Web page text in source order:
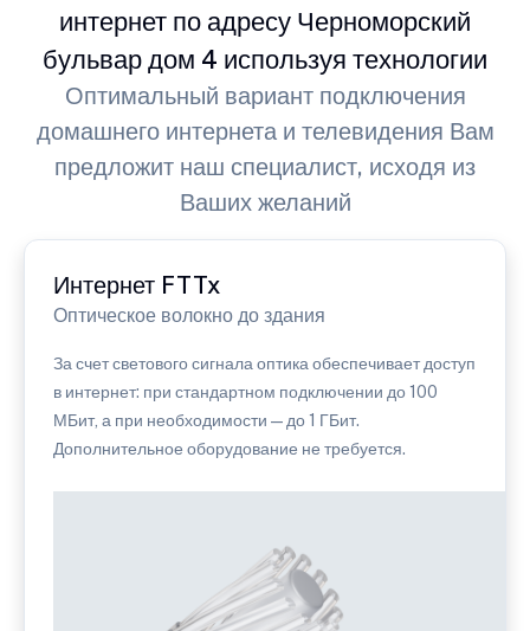
интернет по адресу Черноморский
бульвар дом 4 используя технологии
Оптимальный вариант подключения
домашнего интернета и телевидения Вам
предложит наш специалист, исходя из
Ваших желаний
Интернет FTTx
Оптическое волокно до здания
За счет светового сигнала оптика обеспечивает доступ
в интернет: при стандартном подключении до 100
МБит, а при необходимости — до 1 ГБит.
Дополнительное оборудование не требуется.